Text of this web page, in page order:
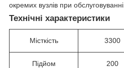
окремих вузлів при обслуговуванні.
Технічні характеристики
Місткість 3300
Підйом 200